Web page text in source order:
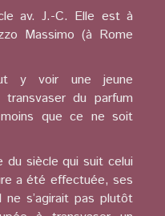
av. J.-C. Elle est à
Massimo (à Rome
y voir une jeune
du parfum
que ce ne soit
du siècle qui suit celui
a été effectuée, ses
ne s’agirait pas plutôt